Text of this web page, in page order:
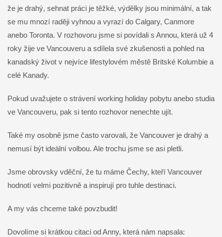
že je drahý, sehnat práci je těžké, výdělky jsou minimální, a tak
se mu mnozí raději vyhnou a vyrazí do Calgary, Canmore
anebo Toronta. V rozhovoru jsme si povídali s Annou, která už 4
roky žije ve Vancouveru a sdílela své zkušenosti a pohled na
kanadský život v nejvíce lifestylovém městě Britské Kolumbie a
celé Kanady.
Pokud uvažujete o strávení working holiday pobytu anebo studia
ve Vancouveru, pak si tento rozhovor nenechte ujít.
Také my osobně jsme často varovali, že Vancouver je drahý a
nemusí být ideální volbou. Ale trochu jsme se asi pletli.
Jsme obrovsky vděční, že tu máme Čechy, kteří Vancouver
hodnotí velmi pozitivně a inspirují pro tuhle destinaci.
A my vás chceme také povzbudit!
Dovolíme si krátkou citaci od Anny, která nám napsala: